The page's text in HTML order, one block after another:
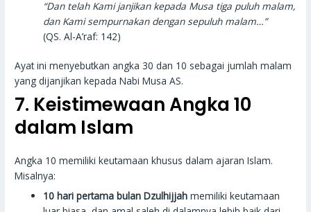
“Dan telah Kami janjikan kepada Musa tiga puluh malam,
dan Kami sempurnakan dengan sepuluh malam…”
(QS. Al-A’raf: 142)
Ayat ini menyebutkan angka 30 dan 10 sebagai jumlah malam
yang dijanjikan kepada Nabi Musa AS.
7. Keistimewaan Angka 10
dalam Islam
Angka 10 memiliki keutamaan khusus dalam ajaran Islam.
Misalnya:
10 hari pertama bulan Dzulhijjah memiliki keutamaan